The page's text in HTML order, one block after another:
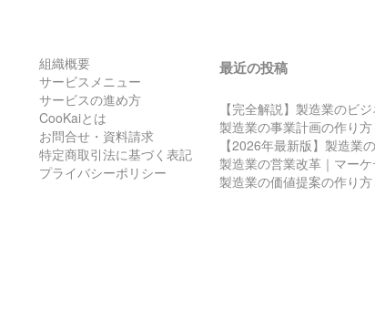
組織概要
サービスメニュー
サービスの進め方
CooKaiとは
お問合せ・資料請求
特定商取引法に基づく表記
プライバシーポリシー
最近の投稿
【完全解説】製造業のビ
製造業の事業計画の作り
【2026年最新版】製造業
製造業の営業改革｜マー
製造業の価値提案の作り